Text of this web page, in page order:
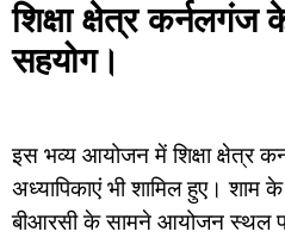
शिक्षा क्षेत्र कर्नलगंज
सहयोग।
इस भव्य आयोजन में शिक्षा क्षेत्र
अध्यापिकाएं भी शामिल हुए। शाम
बीआरसी के सामने आयोजन स्थल